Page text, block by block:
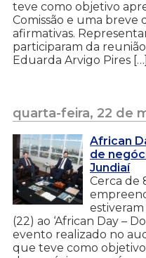
teve como objetivo
Comissão e uma breve
afirmativas.
participaram da
Eduarda Arvigo Pires […]
quarta-feira, 22 de
African
de
Jundiaí
Cerca de
(22) ao ‘African Day –
evento realizado no
que teve como